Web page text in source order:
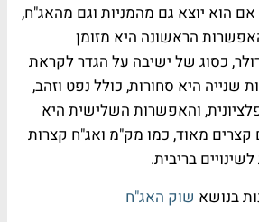
הוא יוצא גם מהמניות וגם מהאג"ח,
הראשונה היא מזומן
כסוג של ישיבה על הגדר לקראת
שנייה היא סחורות, כולל נפט וזהב,
והאפשרות השלישית היא
מאוד, כמו מק"מ ואג"ח קצרות
בריבית.
בנושא שוק האג"ח